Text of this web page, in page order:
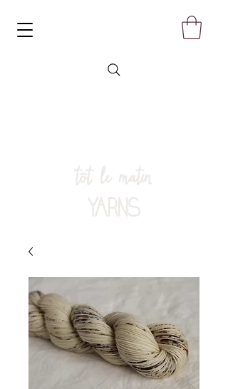
tôt le matin
YARNS